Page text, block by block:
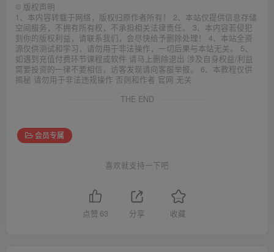
© 版权声明
1、本内容转载于网络，版权归原作者所有！ 2、本站仅提供信息存储
空间服务，不拥有所有权，不承担相关法律责任。 3、本内容若侵犯
到你的版权利益，请联系我们，会尽快给予删除处理！ 4、本站全资
源仅供测试和学习，请勿用于非法操作，一切后果与本站无关。 5、
如遇到充值付费环节课程或软件 请马上删除退出 涉及自身权益/利益
需要投资的一律不要相信，访客发现请向客服举报。 6、本教程仅供
揭秘 请勿用于非法违规操作 否则和作者 官网 无关
THE END
会员专属
喜欢就支持一下吧
点赞 63 分享 收藏